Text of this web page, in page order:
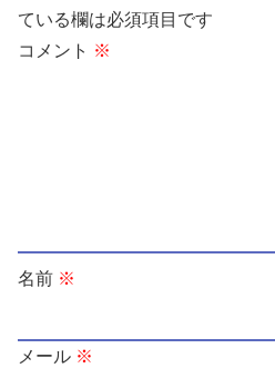
ている欄は必須項目です
コメント ※
名前 ※
メール ※